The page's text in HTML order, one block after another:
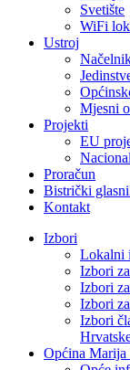
Svetište
WiFi
Ustroj
Mjesni
Projekti
EU
Proračun
Bistrički
Kontakt
Izbori
Lokalni
Izbori
Izbori
Izbori
Izbori
Općina Marija